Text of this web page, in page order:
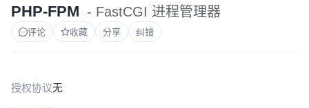
PHP-FPM - FastCGI 进程管理器
评论 收藏 分享 纠错
授权协议无